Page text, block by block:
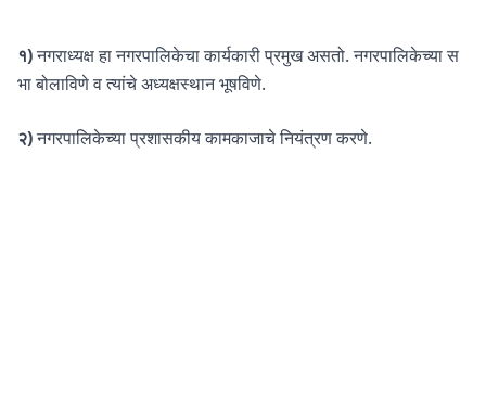
१)नगराध्यक्ष हा नगरपालिकेचा कार्यकारी प्रमुख असतो. नगरपालिकेच्या स
भा बोलाविणे व त्यांचे अध्यक्षस्थान भूषविणे.
२)नगरपालिकेच्या प्रशासकीय कामकाजाचे नियंत्रण करणे.